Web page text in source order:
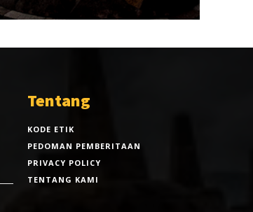
Tentang
KODE ETIK
PEDOMAN PEMBERITAAN
PRIVACY POLICY
TENTANG KAMI